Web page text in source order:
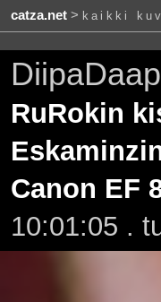
catza.net> kaikki
RuRokin
Canon EF
10:01:05 .